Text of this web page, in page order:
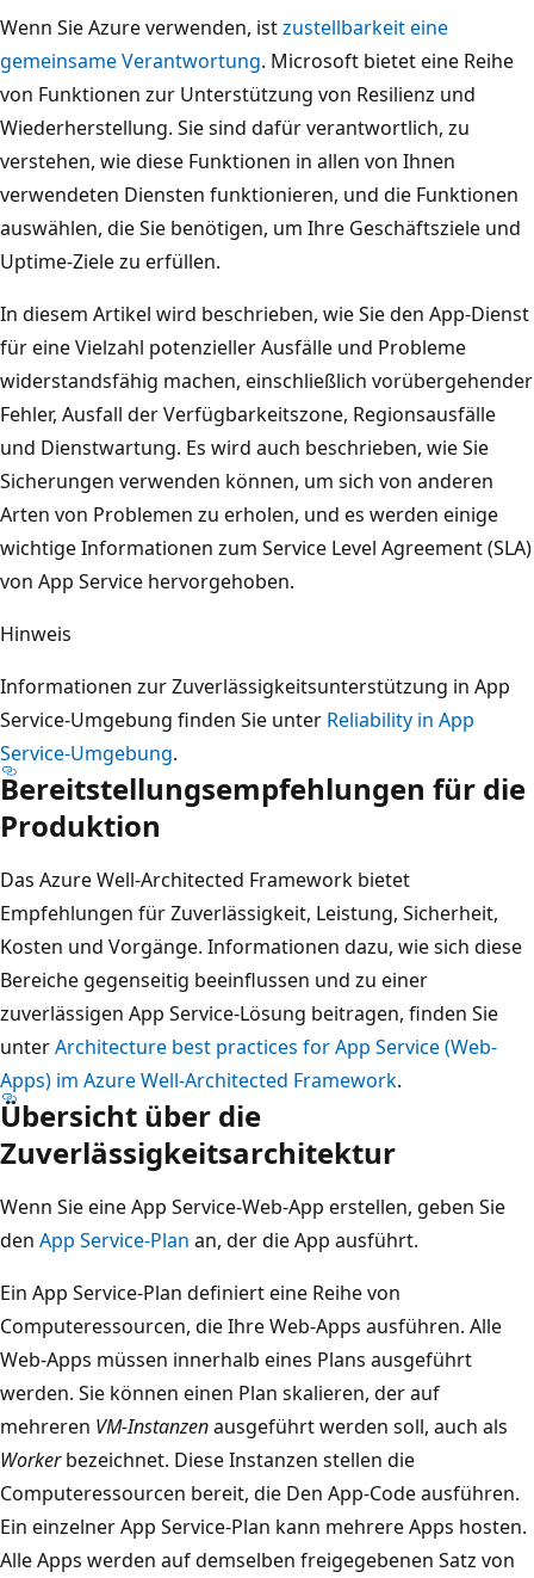
Wenn Sie Azure verwenden, istzustellbarkeit eine
gemeinsame Verantwortung. Microsoft bietet eine Reihe
von Funktionen zur Unterstützung von Resilienz und
Wiederherstellung. Sie sind dafür verantwortlich, zu
verstehen, wie diese Funktionen in allen von Ihnen
verwendeten Diensten funktionieren, und die Funktionen
auswählen, die Sie benötigen, um Ihre Geschäftsziele und
Uptime-Ziele zu erfüllen.
In diesem Artikel wird beschrieben, wie Sie den App-Dienst
für eine Vielzahl potenzieller Ausfälle und Probleme
widerstandsfähig machen, einschließlich vorübergehender
Fehler, Ausfall der Verfügbarkeitszone, Regionsausfälle
und Dienstwartung. Es wird auch beschrieben, wie Sie
Sicherungen verwenden können, um sich von anderen
Arten von Problemen zu erholen, und es werden einige
wichtige Informationen zum Service Level Agreement (SLA)
von App Service hervorgehoben.
Hinweis
Informationen zur Zuverlässigkeitsunterstützung in App
Service-Umgebung finden Sie unter Reliability in App
Service-Umgebung.
Bereitstellungsempfehlungen für die
Produktion
Das Azure Well-Architected Framework bietet
Empfehlungen für Zuverlässigkeit, Leistung, Sicherheit,
Kosten und Vorgänge. Informationen dazu, wie sich diese
Bereiche gegenseitig beeinflussen und zu einer
zuverlässigen App Service-Lösung beitragen, finden Sie
unterArchitecture best practices for App Service (Web-
Apps) im Azure Well-Architected Framework.
Übersicht über die
Zuverlässigkeitsarchitektur
Wenn Sie eine App Service-Web-App erstellen, geben Sie
den App Service-Plan an, der die App ausführt.
Ein App Service-Plan definiert eine Reihe von
Computeressourcen, die Ihre Web-Apps ausführen. Alle
Web-Apps müssen innerhalb eines Plans ausgeführt
werden. Sie können einen Plan skalieren, der auf
mehreren VM-Instanzenausgeführt werden soll, auch als
Workerbezeichnet. Diese Instanzen stellen die
Computeressourcen bereit, die Den App-Code ausführen.
Ein einzelner App Service-Plan kann mehrere Apps hosten.
Alle Apps werden auf demselben freigegebenen Satz von